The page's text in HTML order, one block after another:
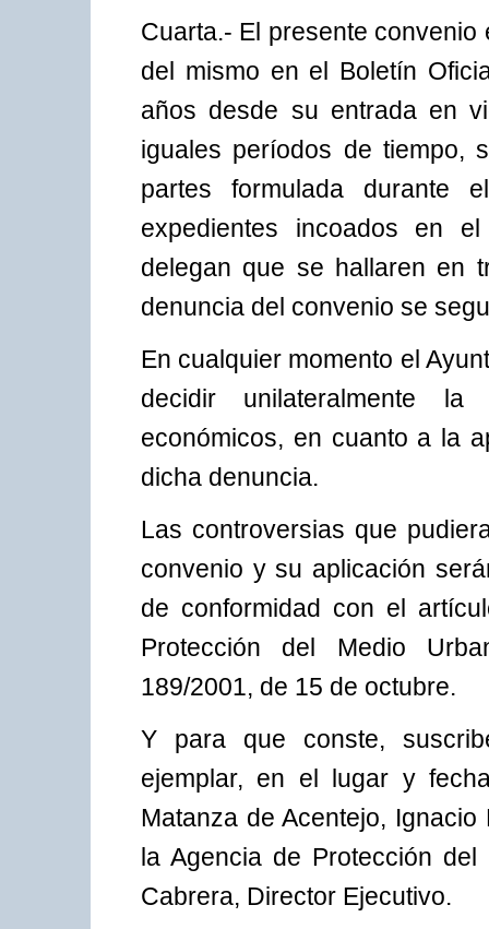
Cuarta.- El presente
del mismo en el Boletín
años desde su entrada en
iguales períodos de tiempo,
partes formulada durante
expedientes incoados en
delegan que se hallaren en
denuncia del convenio se
En cualquier momento el
decidir unilateralmente
económicos, en cuanto a la
dicha denuncia.
Las controversias que
convenio y su aplicación
de conformidad con el
Protección del Medio
189/2001, de 15 de octubre.
Y para que conste,
ejemplar, en el lugar y
Matanza de Acentejo,
la Agencia de Protección
Cabrera, Director Ejecutivo.